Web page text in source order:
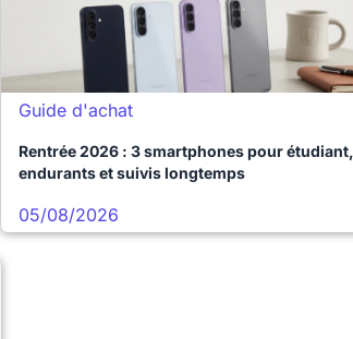
Guide d'achat
Rentrée 2026 : 3 smartphones pour étudiant,
endurants et suivis longtemps
05/08/2026